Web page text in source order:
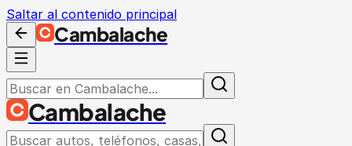
Saltar al contenido principal
Cambalache
Cambalache